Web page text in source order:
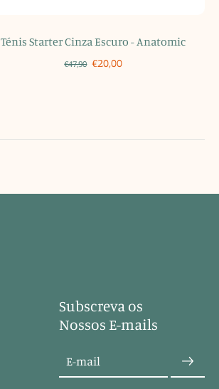
Ténis Starter Cinza Escuro - Anatomic
€47,90 €20,00
Subscreva os
Nossos E-mails
E-mail